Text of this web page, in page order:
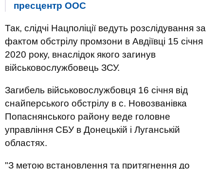
пресцентр ООС
Так, слідчі Нацполіції ведуть розслідування за
фактом обстрілу промзони в Авдіївці 15 січня
2020 року, внаслідок якого загинув
військовослужбовець ЗСУ.
Загибель військовослужбовця 16 січня від
снайперського обстрілу в с. Новозванівка
Попаснянського району веде головне
управління СБУ в Донецькій і Луганській
областях.
"З метою встановлення та притягнення до